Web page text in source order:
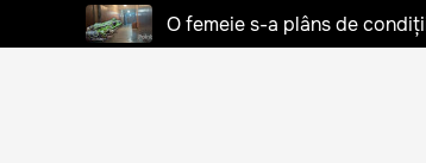
O femeie s-a plâns de